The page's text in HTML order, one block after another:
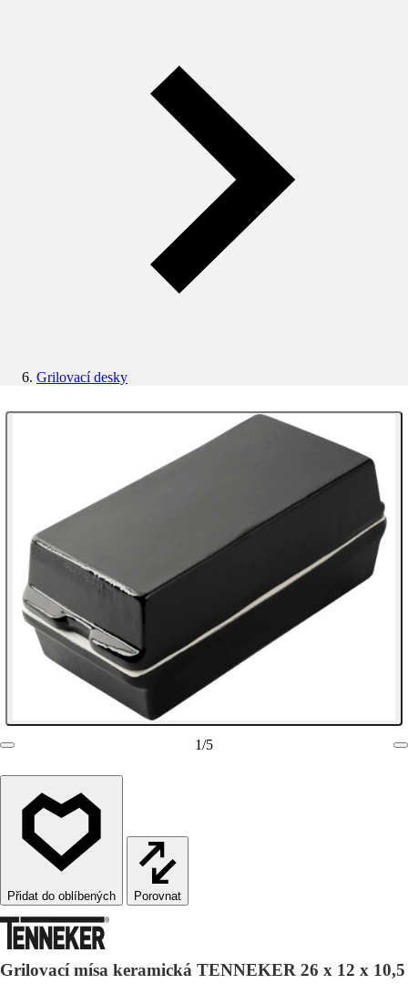
Grilovací desky
1/5
Porovnat
Grilovací mísa keramická TENNEKER 26 x 12 x 10,5